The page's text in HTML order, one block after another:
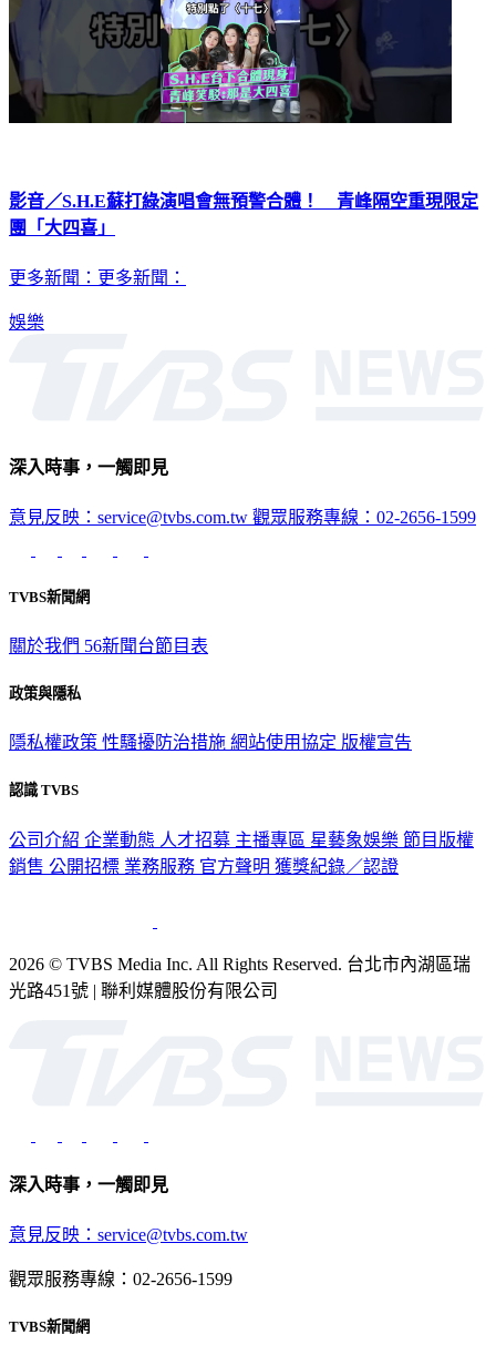
影音／S.H.E蘇打綠演唱會無預警合體！ 青峰隔空重現限定
團「大四喜」
更多新聞：更多新聞：
娛樂
深入時事，一觸即見
意見反映：service@tvbs.com.tw 觀眾服務專線：02-2656-1599
TVBS新聞網
關於我們 56新聞台節目表
政策與隱私
隱私權政策 性騷擾防治措施 網站使用協定 版權宣告
認識 TVBS
公司介紹 企業動態 人才招募 主播專區 星藝象娛樂 節目版權
銷售 公開招標 業務服務 官方聲明 獲獎紀錄／認證
2026 © TVBS Media Inc. All Rights Reserved. 台北市內湖區瑞
光路451號 | 聯利媒體股份有限公司
深入時事，一觸即見
意見反映：service@tvbs.com.tw
觀眾服務專線：02-2656-1599
TVBS新聞網